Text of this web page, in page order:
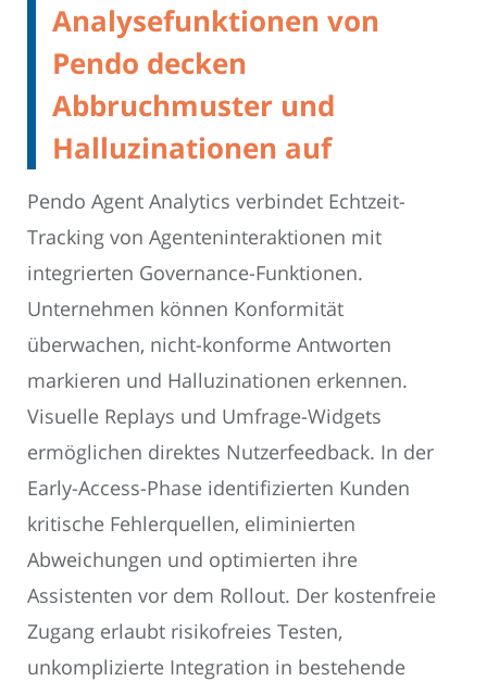
Analysefunktionen von
Pendo decken
Abbruchmuster und
Halluzinationen auf
Pendo Agent Analytics verbindet Echtzeit-
Tracking von Agenteninteraktionen mit
integrierten Governance-Funktionen.
Unternehmen können Konformität
überwachen, nicht-konforme Antworten
markieren und Halluzinationen erkennen.
Visuelle Replays und Umfrage-Widgets
ermöglichen direktes Nutzerfeedback. In der
Early-Access-Phase identifizierten Kunden
kritische Fehlerquellen, eliminierten
Abweichungen und optimierten ihre
Assistenten vor dem Rollout. Der kostenfreie
Zugang erlaubt risikofreies Testen,
unkomplizierte Integration in bestehende